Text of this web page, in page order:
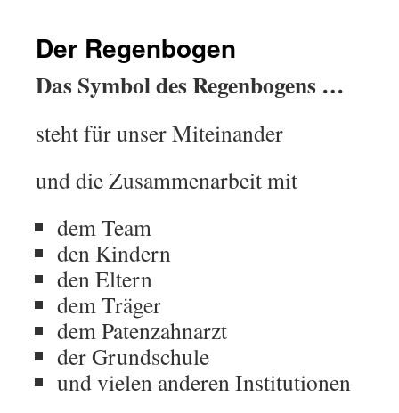
Der Regenbogen
Das Symbol des Regenbogens …
steht für unser Miteinander
und die Zusammenarbeit mit
dem Team
den Kindern
den Eltern
dem Träger
dem Patenzahnarzt
der Grundschule
und vielen anderen Institutionen